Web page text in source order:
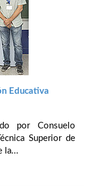
Educativa
por Consuelo
Superior de
la...